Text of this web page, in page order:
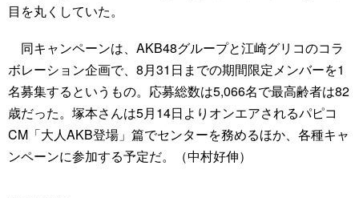
目を丸くしていた。
同キャンペーンは、AKB48グループと江崎グリコのコラ
ボレーション企画で、8月31日までの期間限定メンバーを1
名募集するというもの。応募総数は5,066名で最高齢者は82
歳だった。塚本さんは5月14日よりオンエアされるパピコ
CM「大人AKB登場」篇でセンターを務めるほか、各種キャ
ンペーンに参加する予定だ。（中村好伸）